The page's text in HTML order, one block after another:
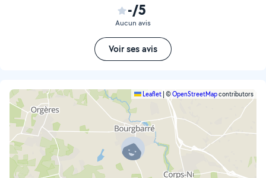
-/5
Aucun avis
Voir ses avis
Leaflet ©OpenStreetMapcontributors